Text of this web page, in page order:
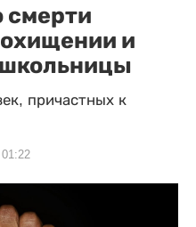
смерти
и
причастных к